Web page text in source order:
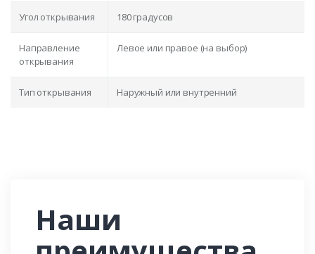
Угол открывания 180 градусов
Направление
открывания
Левое или правое (на выбор)
Тип открывания Наружный или внутренний
Наши